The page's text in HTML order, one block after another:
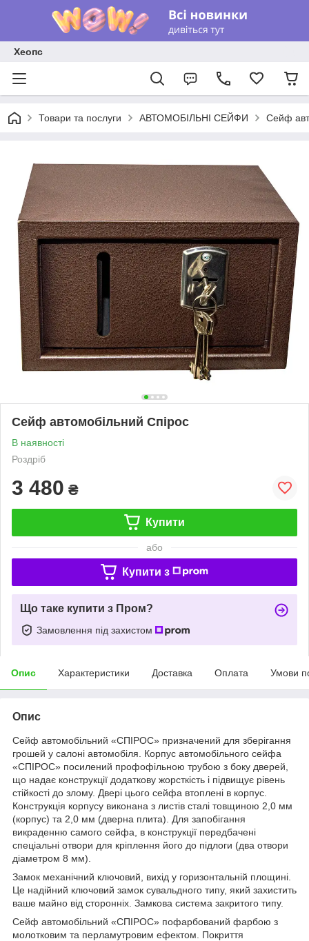
Хеопс
Товари та послуги АВТОМОБІЛЬНІ СЕЙФИ Сейф
Сейф автомобільний Спірос
В наявності
Роздріб
3 480 ₴
Купити
або
Купити з
Що таке купити з Пром?
Замовлення під захистом
Опис Характеристики Доставка Оплата Умови
Опис
Сейф автомобільний «СПІРОС» призначений для зберігання
грошей у салоні автомобіля. Корпус автомобільного сейфа
«СПІРОС» посилений профофільною трубою з боку дверей,
що надає конструкції додаткову жорсткість і підвищує рівень
стійкості до злому. Двері цього сейфа втоплені в корпус.
Конструкція корпусу виконана з листів сталі товщиною 2,0 мм
(корпус) та 2,0 мм (дверна плита). Для запобігання
викраденню самого сейфа, в конструкції передбачені
спеціальні отвори для кріплення його до підлоги (два отвори
діаметром 8 мм).
Замок механічний ключовий, вихід у горизонтальній площині.
Це надійний ключовий замок сувальдного типу, який захистить
ваше майно від сторонніх. Замкова система закритого типу.
Сейф автомобільний «СПІРОС» пофарбований фарбою з
молотковим та перламутровим ефектом. Покриття